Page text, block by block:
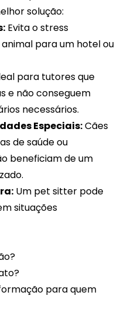
solução:
Evita o stress
para um hotel ou
para tutores que
e não conseguem
necessários.
Especiais:Cães
de saúde ou
beneficiam de um
Um pet sitter pode
situações
para quem